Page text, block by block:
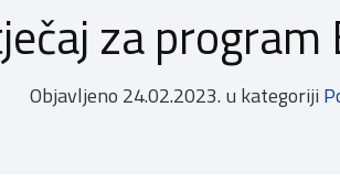
za
Objavljeno 24.02.2023. u kategoriji